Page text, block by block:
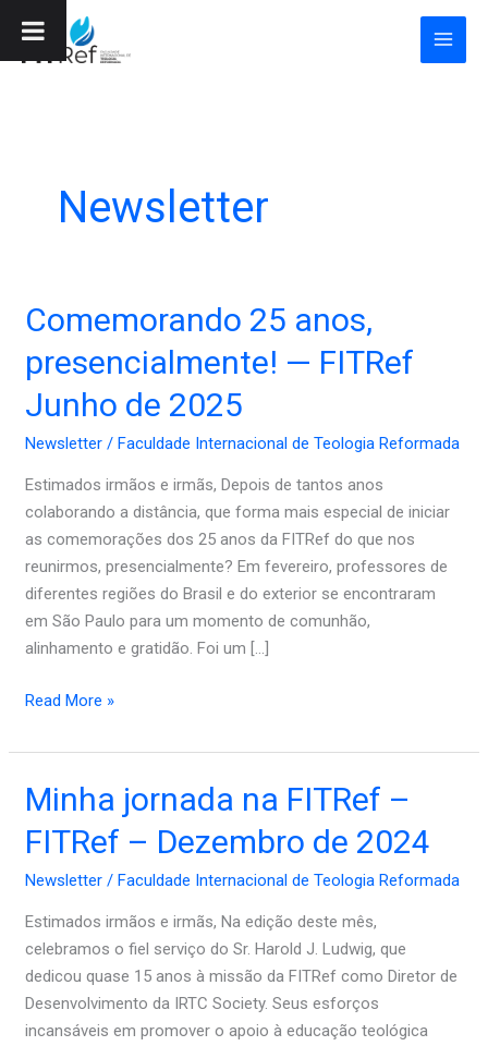
para
o
Newsletter
Comemorando 25 anos,
presencialmente! — FITRef
Junho de 2025
Newsletter /Faculdade Internacional de Teologia Reformada
Estimados irmãos e irmãs, Depois de tantos anos
colaborando a distância, que forma mais especial de iniciar
as comemorações dos 25 anos da FITRef do que nos
reunirmos, presencialmente? Em fevereiro, professores de
diferentes regiões do Brasil e do exterior se encontraram
em São Paulo para um momento de comunhão,
alinhamento e gratidão. Foi um […]
Comemorando
25
anos,
presencialmente!
—
FITRef
Junho
Read More »
Minha jornada na FITRef –
FITRef – Dezembro de 2024
Newsletter /Faculdade Internacional de Teologia Reformada
Estimados irmãos e irmãs, Na edição deste mês,
celebramos o fiel serviço do Sr. Harold J. Ludwig, que
dedicou quase 15 anos à missão da FITRef como Diretor de
Desenvolvimento da IRTC Society. Seus esforços
incansáveis em promover o apoio à educação teológica
Minha
jornada
na
FITRef
FITRef
–
Dezembro
de
2024